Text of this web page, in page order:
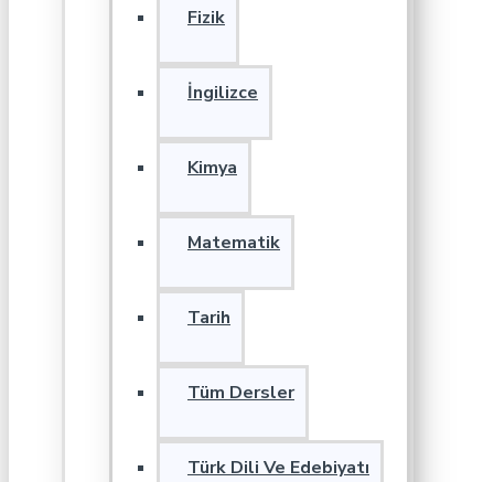
Fizik
İngilizce
Kimya
Matematik
Tarih
Tüm Dersler
Türk Dili Ve Edebiyatı